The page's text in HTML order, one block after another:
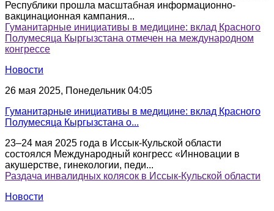
Республики прошла масштабная информационно-
вакцинационная кампания...
Гуманитарные инициативы в медицине: вклад Красного
Полумесяца Кыргызстана отмечен на международном
конгрессе
Новости
26 мая 2025, Понедельник 04:05
Гуманитарные инициативы в медицине: вклад Красного
Полумесяца Кыргызстана о...
23–24 мая 2025 года в Иссык-Кульской области
состоялся Международный конгресс «Инновации в
акушерстве, гинекологии, педи...
Раздача инвалидных колясок в Иссык-Кульской области
Новости